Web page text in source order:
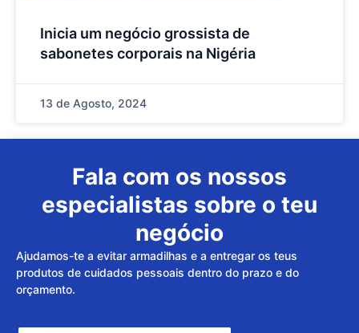
Inicia um negócio grossista de
sabonetes corporais na Nigéria
13 de Agosto, 2024
Fala com os nossos
especialistas sobre o teu
negócio
Ajudamos-te a evitar armadilhas e a entregar os teus
produtos de cuidados pessoais dentro do prazo e do
orçamento.